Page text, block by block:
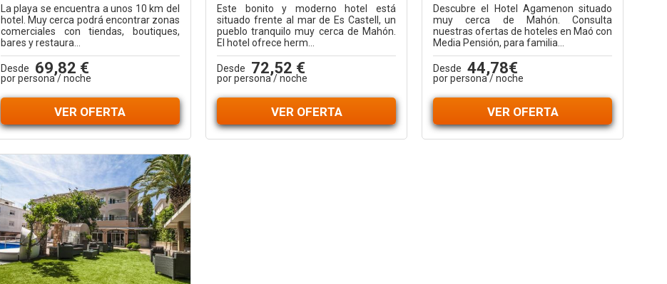
La playa se encuentra a unos 10 km del
hotel. Muy cerca podrá encontrar zonas
comerciales con tiendas, boutiques,
bares y restaura...
Desde 69,82 €
por persona / noche
VER OFERTA
Este bonito y moderno hotel está
situado frente al mar de Es Castell, un
pueblo tranquilo muy cerca de Mahón.
El hotel ofrece herm...
Desde 72,52 €
por persona / noche
VER OFERTA
Descubre el Hotel Agamenon situado
muy cerca de Mahón. Consulta
nuestras ofertas de hoteles en Maó con
Media Pensión, para familia...
Desde 44,78€
por persona / noche
VER OFERTA